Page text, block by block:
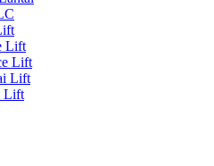
Lift
Lift
Lift
Lift